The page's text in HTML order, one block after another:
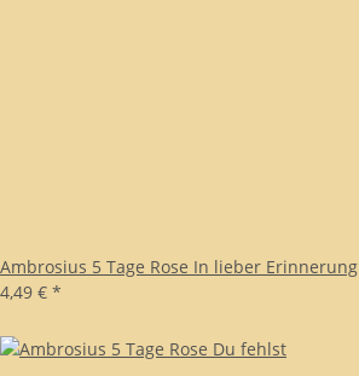
Ambrosius 5 Tage Rose In lieber Erinnerung
4,49 € *